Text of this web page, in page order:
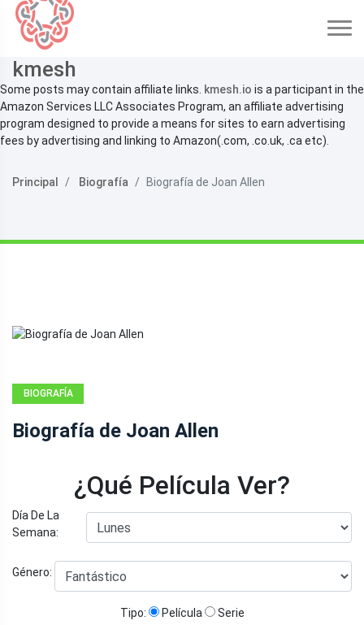
kmesh
Some posts may contain affiliate links. kmesh.io is a participant in the
Amazon Services LLC Associates Program, an affiliate advertising
program designed to provide a means for sites to earn advertising
fees by advertising and linking to Amazon(.com, .co.uk, .ca etc).
Principal Biografía Biografía de Joan Allen
BIOGRAFÍA
Biografía de Joan Allen
¿Qué Película Ver?
Día De La
Semana:
Género:
Tipo: Película Serie